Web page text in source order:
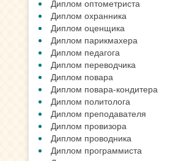
Диплом оптометриста
Диплом охранника
Диплом оценщика
Диплом парикмахера
Диплом педагога
Диплом переводчика
Диплом повара
Диплом повара-кондитера
Диплом политолога
Диплом преподавателя
Диплом провизора
Диплом проводника
Диплом программиста